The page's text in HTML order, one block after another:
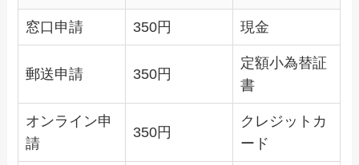
窓口申請 350円 現金
郵送申請 350円
定額小為替証
書
オンライン申
請
350円
クレジットカ
ード